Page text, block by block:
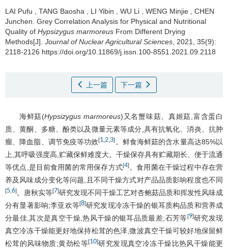
LAI Pufu TANG Baosha LI Yibin WU Li WENG Minjie
CHEN
Junchen Grey Correlation Analysis for Physical and Nutritional
Quality of Hypsizygus marmoreus From Different Drying
Methods[J]. Journal of Nuclear Agricultural Sciences , 2021, 35(9):
2118-2126 https://doi.org/10.11869/j.issn.100-8551.2021.09.2118
上一篇 下一篇
海鲜菇(Hypsizygus marmoreus)又名蟹味菇、真姬菇,富含蛋白
质、黄酮、多糖、酚类以及微量元素等成分,具有抗氧化、消炎、抗肿
瘤、降血脂、调节免疫等功效[1 2 3] 。鲜食海鲜菇的含水量高达85%以
上,其呼吸强度高,贮藏保鲜难度大。干燥保存具有贮藏期长、便于流通
等优点,是目前食用菌的常用保存方式[4]。食用菌在干燥过程中存在营
养及风味成分变化等问题,且不同干燥方式对产品品质影响程度也不同
[5 6]。唐秋实等[7]研究发现不同干燥工艺对杏鲍菇品质和挥发性风味成
分有显著影响;李亚欢等[8]研究发现冷冻干燥的银耳质构品质和营养成
分最佳,其次是真空干燥,热风干燥的银耳品质最差;石芳等[9]研究发现
真空冷冻干燥能更好地保持松茸的色泽,微波真空干燥可较好地保留鲜
松茸的风味物质;黄劲松等[10]研究发现真空冷冻干燥比热风干燥能更